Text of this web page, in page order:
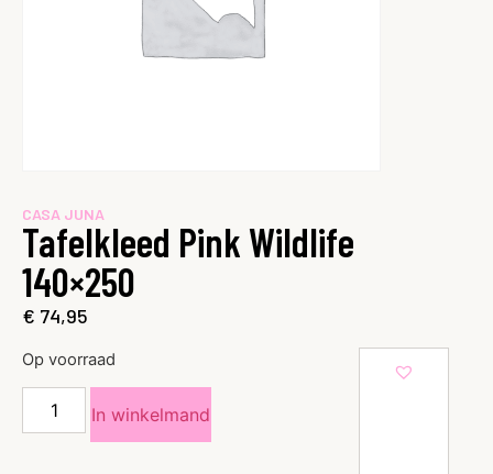
CASA JUNA
Tafelkleed Pink Wildlife
140×250
€ 74,95
Op voorraad
In winkelmand